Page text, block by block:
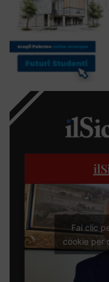
Fai clic
cookie per